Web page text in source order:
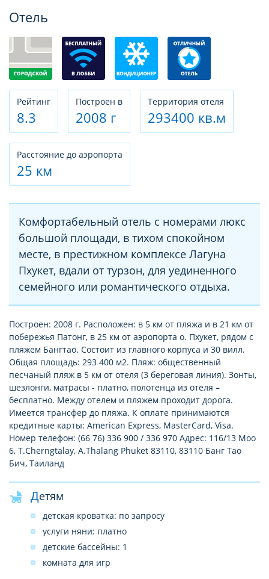
Отель
Рeйтинг
8.3
Построен в
2008 г
Территория отеля
293400 кв.м
Расстояние до аэропорта
25 км
Комфортабельный отель с номерами люкс
большой площади, в тихом спокойном
месте, в престижном комплексе Лагуна
Пхукет, вдали от турзон, для уединенного
семейного или романтического отдыха.
Построен: 2008 г. Расположен: в 5 км от пляжа и в 21 км от
побережья Патонг, в 25 км от аэропорта о. Пхукет, рядом с
пляжем Бангтао. Состоит из главного корпуса и 30 вилл.
Общая площадь: 293 400 м2. Пляж: общественный
песчаный пляж в 5 км от отеля (3 береговая линия). Зонты,
шезлонги, матрасы - платно, полотенца из отеля –
бесплатно. Между отелем и пляжем проходит дорога.
Имеется трансфер до пляжа. К оплате принимаются
кредитные карты: American Express, MasterCard, Visa.
Номер телефон: (66 76) 336 900 / 336 970 Адрес: 116/13 Moo
6, T.Cherngtalay, A.Thalang Phuket 83110, 83110 Банг Тао
Бич, Таиланд
Детям
детская кроватка: по запросу
услуги няни: платно
детские бассейны: 1
комната для игр